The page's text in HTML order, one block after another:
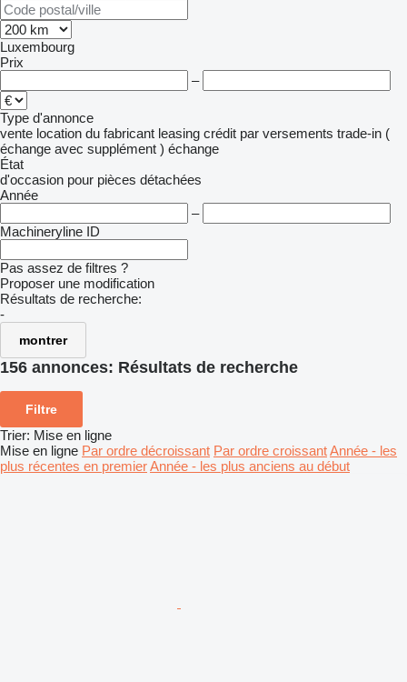
Luxembourg
Prix
–
Type d'annonce
vente location du fabricant leasing crédit par versements trade-in (
échange avec supplément ) échange
État
d'occasion pour pièces détachées
Année
–
Machineryline ID
Pas assez de filtres ?
Proposer une modification
Résultats de recherche:
-
montrer
156 annonces: Résultats de recherche
Filtre
Trier: Mise en ligne
Mise en ligne Par ordre décroissant Par ordre croissantAnnée - les
plus récentes en premierAnnée - les plus anciens au début